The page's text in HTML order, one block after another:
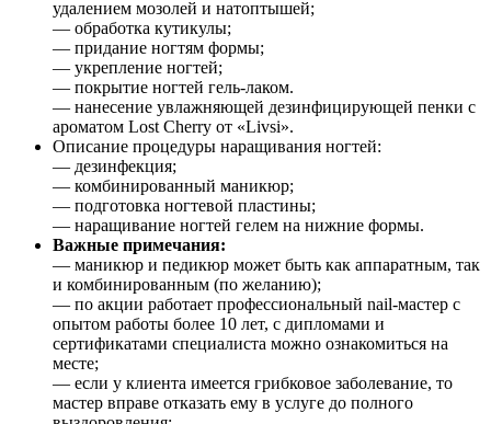
удалением мозолей и натоптышей;
— обработка кутикулы;
— придание ногтям формы;
— укрепление ногтей;
— покрытие ногтей гель-лаком.
— нанесение увлажняющей дезинфицирующей пенки с
ароматом Lost Cherry от «Livsi».
Описание процедуры наращивания ногтей:
— дезинфекция;
— комбинированный маникюр;
— подготовка ногтевой пластины;
— наращивание ногтей гелем на нижние формы.
Важные примечания:
— маникюр и педикюр может быть как аппаратным, так
и комбинированным (по желанию);
— по акции работает профессиональный nail-мастер с
опытом работы более 10 лет, с дипломами и
сертификатами специалиста можно ознакомиться на
месте;
— если у клиента имеется грибковое заболевание, то
мастер вправе отказать ему в услуге до полного